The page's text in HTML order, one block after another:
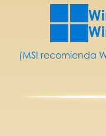
(MSI recomienda